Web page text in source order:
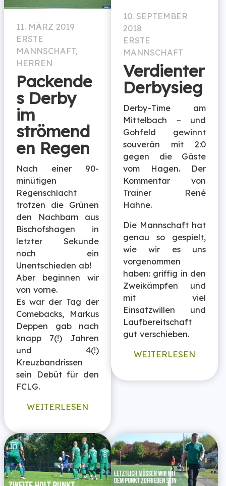
11. MÄRZ 2019
ERSTE
MANNSCHAFT,
HERREN
Packende
s Derby
im
strömend
en Regen
Nach einer 90-
minütigen
Regenschlacht
trotzen die Grünen
den Nachbarn aus
Bischofshagen in
letzter Sekunde
noch ein
Unentschieden ab!
Aber beginnen wir
von vorne.
Es war der Tag der
Comebacks, Markus
Deppen gab nach
knapp 7(!) Jahren
und 4(!)
Kreuzbandrissen
sein Debüt für den
FCLG.
WEITERLESEN
10. SEPTEMBER
2018
ERSTE
MANNSCHAFT
Verdienter
Derbysieg
Derby-Time am
Mittelbach – und
Gohfeld gewinnt
souverän mit 2:0
gegen die Gäste
vom Hagen. Der
Kommentar von
Trainer René
Hahne.
Die Mannschaft hat
genau so gespielt,
wie wir es uns
vorgenommen
haben: griffig in den
Zweikämpfen und
mit viel
Einsatzwillen und
Laufbereitschaft
gut verschieben.
WEITERLESEN